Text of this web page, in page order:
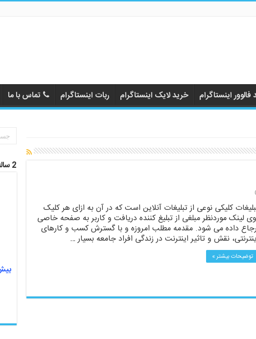
اینستاگرام خرید لایک اینستاگرام ربات اینستاگرام تماس با ما
کلیکی نوعی از تبلیغات آنلاین است که در آن به ازای هر کلیک
لینک موردنظر مبلغی از تبلیغ کننده دریافت و کاربر به صفحه خاصی
داده می شود. مقدمه مطلب امروزه و با گسترش کسب‌ و کارهای
نقش و تاثیر اینترنت در زندگی افراد جامعه بسیار …
توضیحات بیشتر »
2 ساله شدیم!